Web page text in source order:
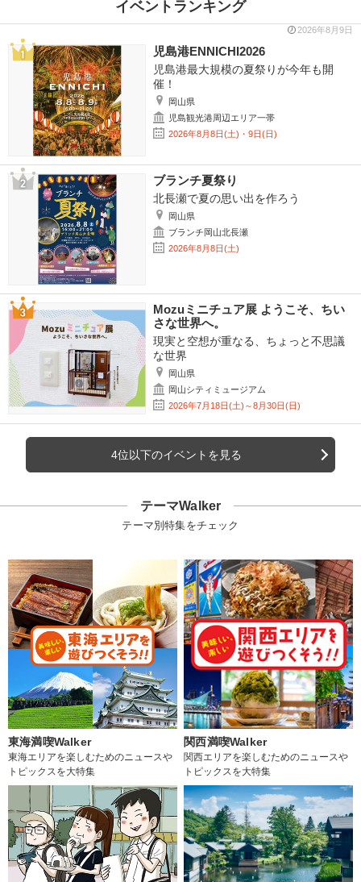
イベントランキング
2026年8月9日
児島港ENNICHI2026
児島港最大規模の夏祭りが今年も開
催！
岡山県
児島観光港周辺エリア一帯
2026年8月8日(土)・9日(日)
ブランチ夏祭り
北長瀬で夏の思い出を作ろう
岡山県
ブランチ岡山北長瀬
2026年8月8日(土)
Mozuミニチュア展 ようこそ、ちい
さな世界へ。
現実と空想が重なる、ちょっと不思議
な世界
岡山県
岡山シティミュージアム
2026年7月18日(土)～8月30日(日)
4位以下のイベントを見る
テーマWalker
テーマ別特集をチェック
東海満喫Walker
東海エリアを楽しむためのニュースや
トピックスを大特集
関西満喫Walker
関西エリアを楽しむためのニュースや
トピックスを大特集